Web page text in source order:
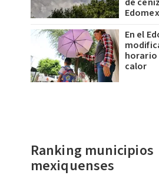
Edomex
En el
horario
calor
Ranking municipios
mexiquenses